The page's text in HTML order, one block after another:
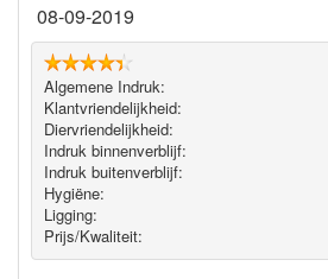
08-09-2019
Algemene Indruk:
Klantvriendelijkheid:
Diervriendelijkheid:
Indruk binnenverblijf:
Indruk buitenverblijf:
Hygiëne‎:
Ligging:
Prijs/Kwaliteit: